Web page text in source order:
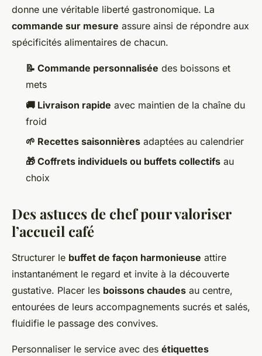
donne une véritable liberté gastronomique. La
commande sur mesure assure ainsi de répondre aux
spécificités alimentaires de chacun.
📝 Commande personnalisée des boissons et
mets
🚚 Livraison rapide avec maintien de la chaîne du
froid
🌱 Recettes saisonnières adaptées au calendrier
🎁 Coffrets individuels ou buffets collectifs au
choix
Des astuces de chef pour valoriser
l’accueil café
Structurer le buffet de façon harmonieuse attire
instantanément le regard et invite à la découverte
gustative. Placer les boissons chaudes au centre,
entourées de leurs accompagnements sucrés et salés,
fluidifie le passage des convives.
Personnaliser le service avec des étiquettes